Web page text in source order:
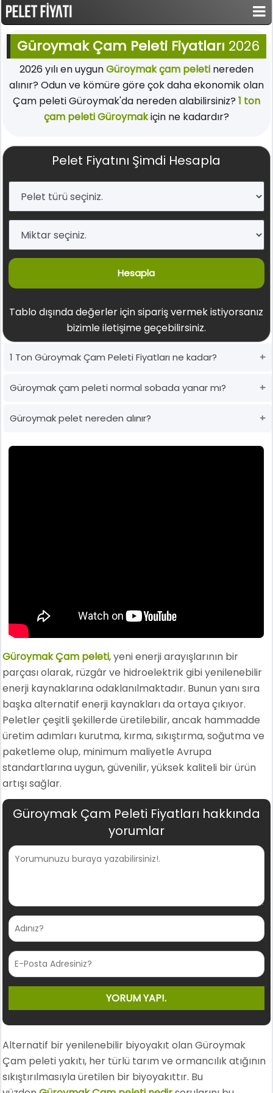
Güroymak Çam Peleti Fiyatları 2026
2026 yılı en uygunGüroymak çam peletinereden
alınır? Odun ve kömüre göre çok daha ekonomik olan
Çam peleti Güroymak'da nereden alabilirsiniz? 1 ton
çam peleti Güroymakiçin ne kadardır?
Pelet Fiyatını Şimdi Hesapla
Hesapla
Tablo dışında değerler için sipariş vermek istiyorsanız
bizimle iletişime geçebilirsiniz.
1 Ton Güroymak Çam Peleti Fiyatları ne kadar?
Güroymak çam peleti normal sobada yanar mı?
Güroymak pelet nereden alınır?
Güroymak Çam peleti, yeni enerji arayışlarının bir
parçası olarak, rüzgâr ve hidroelektrik gibi yenilenebilir
enerji kaynaklarına odaklanılmaktadır. Bunun yanı sıra
başka alternatif enerji kaynakları da ortaya çıkıyor.
Peletler çeşitli şekillerde üretilebilir, ancak hammadde
üretim adımları kurutma, kırma, sıkıştırma, soğutma ve
paketleme olup, minimum maliyetle Avrupa
standartlarına uygun, güvenilir, yüksek kaliteli bir ürün
artışı sağlar.
Güroymak Çam Peleti Fiyatları hakkında
yorumlar
Alternatif bir yenilenebilir biyoyakıt olan Güroymak
Çam peleti yakıtı, her türlü tarım ve ormancılık atığının
sıkıştırılmasıyla üretilen bir biyoyakıttır. Bu